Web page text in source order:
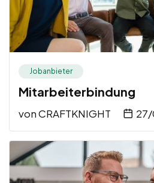
Jobanbieter
Mitarbeiterbindung
vonCRAFTKNIGHT